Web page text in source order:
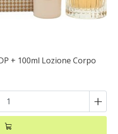
+ 100ml Lozione Corpo
+